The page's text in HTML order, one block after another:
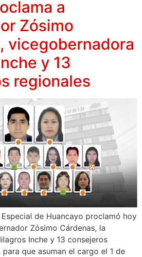
a
Zósimo
vicegobernadora
y 13
regionales
de Huancayo proclamó hoy
Zósimo Cárdenas, la
Inche y 13 consejeros
que asuman el cargo el 1 de